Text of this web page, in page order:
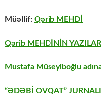
Müəllif: Qərib MEHDİ
Qərib MEHDİNİN YAZILARI
Mustafa Müseyiboğlu
“ƏDƏBİ OVQAT”